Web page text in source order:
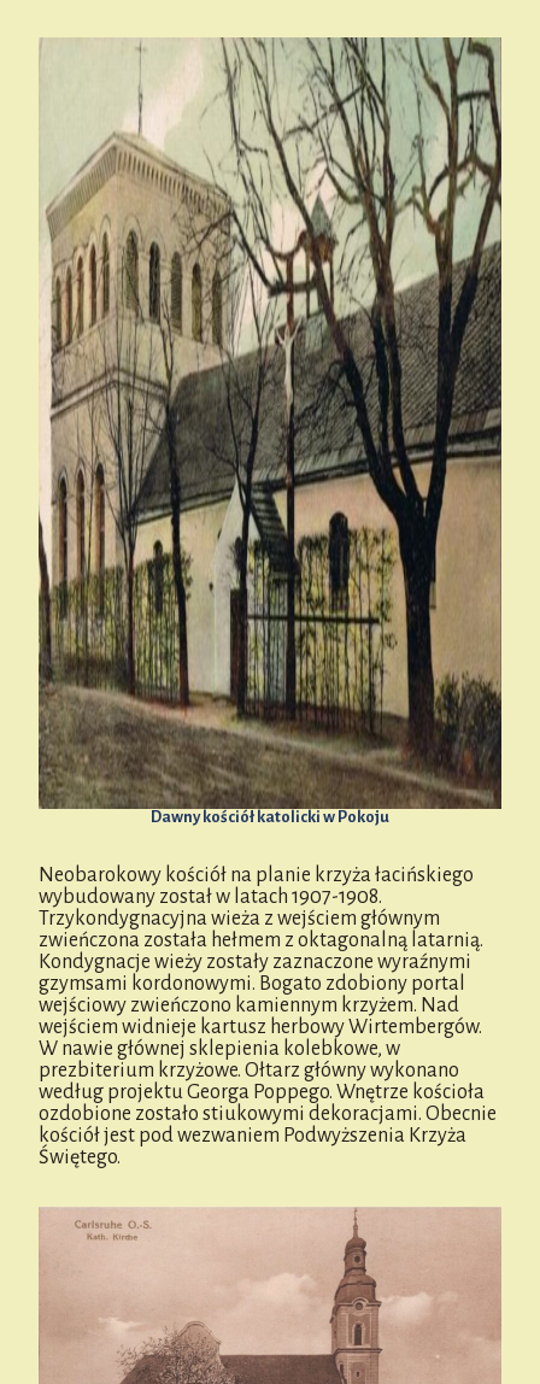
Dawny kościół katolicki w Pokoju
Neobarokowy kościół na planie krzyża łacińskiego
wybudowany został w latach 1907-1908.
Trzykondygnacyjna wieża z wejściem głównym
zwieńczona została hełmem z oktagonalną latarnią.
Kondygnacje wieży zostały zaznaczone wyraźnymi
gzymsami kordonowymi. Bogato zdobiony portal
wejściowy zwieńczono kamiennym krzyżem. Nad
wejściem widnieje kartusz herbowy Wirtembergów.
W nawie głównej sklepienia kolebkowe, w
prezbiterium krzyżowe. Ołtarz główny wykonano
według projektu Georga Poppego. Wnętrze kościoła
ozdobione zostało stiukowymi dekoracjami. Obecnie
kościół jest pod wezwaniem Podwyższenia Krzyża
Świętego.